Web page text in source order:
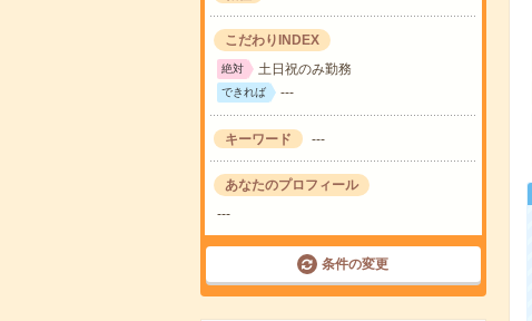
こだわりINDEX
絶対 土日祝のみ勤務
できれば ---
キーワード ---
あなたのプロフィール
---
条件の変更